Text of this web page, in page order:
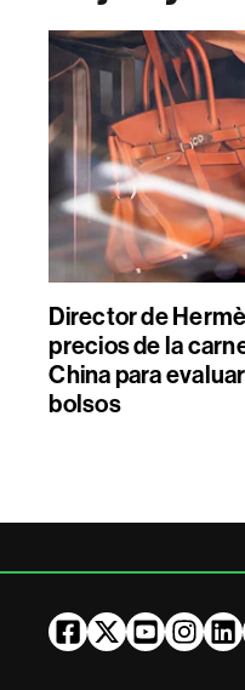
Director de
precios de la
China para
bolsos